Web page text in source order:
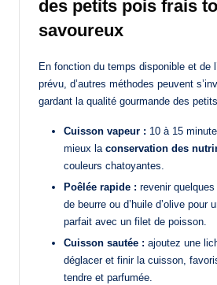
des petits pois frais
savoureux
En fonction du temps disponible et de
prévu, d’autres méthodes peuvent
gardant la qualité gourmande des
Cuisson vapeur : 10 à 15
mieux la conservation des
couleurs chatoyantes.
Poêlée rapide : revenir
de beurre ou d’huile d’olive pour
parfait avec un filet de poisson.
Cuisson sautée : ajoutez une
déglacer et finir la cuisson,
tendre et parfumée.